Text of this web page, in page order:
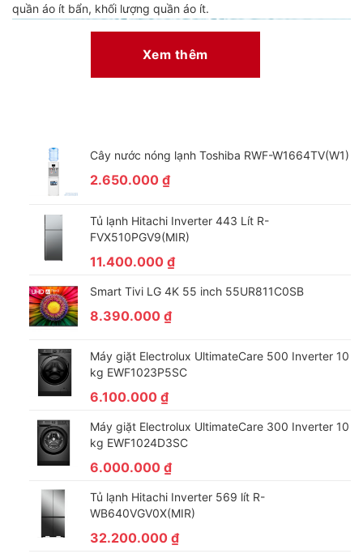
quần áo ít bẩn, khối lượng quần áo ít.
*Hình ảnh chỉ mang tính chất minh họa sản phẩm
Công nghệ giặt đặc biệt
mịn và xoáy nước siêu mạnh, giúp tăng hiệu quả thẩm thấu của
xà phòng vào sợi vải gấp 40 lần so với máy giặt thông thường,
hơn, luôn trông như mới.
Xem thêm
Cây nước nóng lạnh Toshiba RWF-W1664TV(W1)
2.650.000 ₫
Tủ lạnh Hitachi Inverter 443 Lít R-
FVX510PGV9(MIR)
11.400.000 ₫
Smart Tivi LG 4K 55 inch 55UR811C0SB
8.390.000 ₫
Máy giặt Electrolux UltimateCare 500 Inverter 10
kg EWF1023P5SC
6.100.000 ₫
Máy giặt Electrolux UltimateCare 300 Inverter 10
kg EWF1024D3SC
6.000.000 ₫
Tủ lạnh Hitachi Inverter 569 lít R-
WB640VGV0X(MIR)
32.200.000 ₫